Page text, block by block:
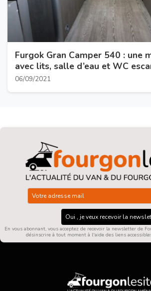
Furgok Gran Camper 540 : une
avec lits, salle d’eau et WC
06/09/2021
Oui , je veux recevoir la
En vous abonnant, vous acceptez de recevoir la newsletter de
désinscrire à tout moment à l'aide des liens